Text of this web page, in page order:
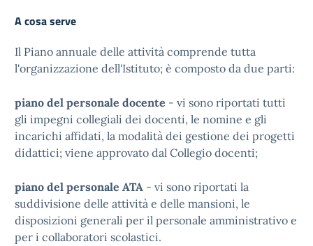
A cosa serve
Il Piano annuale delle attività comprende tutta
l'organizzazione dell'Istituto; è composto da due parti:
piano del personale docente - vi sono riportati tutti
gli impegni collegiali dei docenti, le nomine e gli
incarichi affidati, la modalità dei gestione dei progetti
didattici; viene approvato dal Collegio docenti;
piano del personale ATA - vi sono riportati la
suddivisione delle attività e delle mansioni, le
disposizioni generali per il personale amministrativo e
per i collaboratori scolastici.